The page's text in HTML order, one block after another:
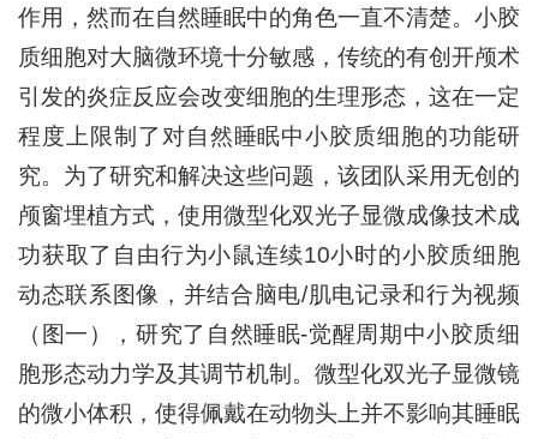
作用，然而在自然睡眠中的角色一直不清楚。小胶
质细胞对大脑微环境十分敏感，传统的有创开颅术
引发的炎症反应会改变细胞的生理形态，这在一定
程度上限制了对自然睡眠中小胶质细胞的功能研
究。为了研究和解决这些问题，该团队采用无创的
颅窗埋植方式，使用微型化双光子显微成像技术成
功获取了自由行为小鼠连续10小时的小胶质细胞
动态联系图像，并结合脑电/肌电记录和行为视频
（图一），研究了自然睡眠-觉醒周期中小胶质细
胞形态动力学及其调节机制。微型化双光子显微镜
的微小体积，使得佩戴在动物头上并不影响其睡眠